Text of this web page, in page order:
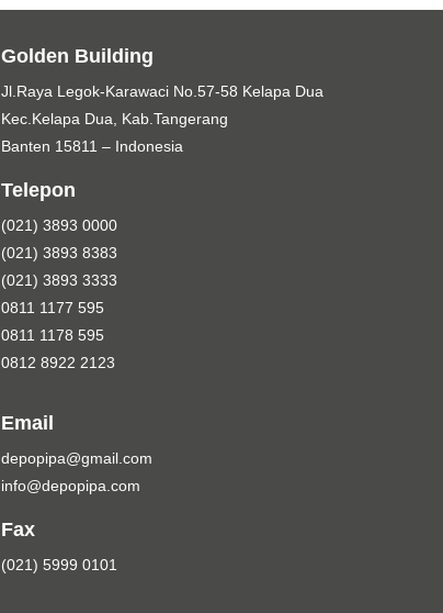
Golden Building
Jl.Raya Legok-Karawaci No.57-58 Kelapa Dua
Kec.Kelapa Dua, Kab.Tangerang
Banten 15811 – Indonesia
Telepon
(021) 3893 0000
(021) 3893 8383
(021) 3893 3333
0811 1177 595
0811 1178 595
0812 8922 2123
Email
depopipa@gmail.com
info@depopipa.com
Fax
(021) 5999 0101